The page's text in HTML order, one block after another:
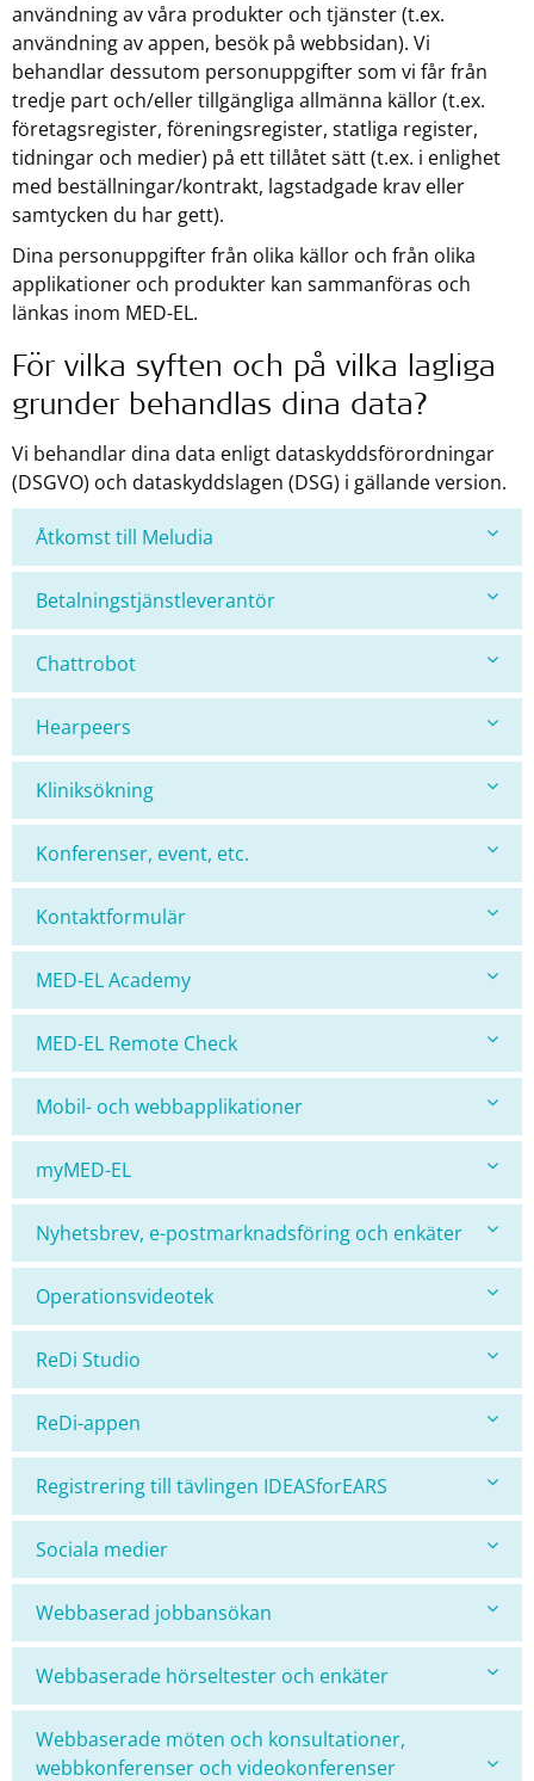
användning av våra produkter och tjänster (t.ex.
användning av appen, besök på webbsidan). Vi
behandlar dessutom personuppgifter som vi får från
tredje part och/eller tillgängliga allmänna källor (t.ex.
företagsregister, föreningsregister, statliga register,
tidningar och medier) på ett tillåtet sätt (t.ex. i enlighet
med beställningar/kontrakt, lagstadgade krav eller
samtycken du har gett).
Dina personuppgifter från olika källor och från olika
applikationer och produkter kan sammanföras och
länkas inom MED-EL.
För vilka syften och på vilka lagliga
grunder behandlas dina data?
Vi behandlar dina data enligt dataskyddsförordningar
(DSGVO) och dataskyddslagen (DSG) i gällande version.
Åtkomst till Meludia
Betalningstjänstleverantör
Chattrobot
Hearpeers
Kliniksökning
Konferenser, event, etc.
Kontaktformulär
MED-EL Academy
MED-EL Remote Check
Mobil- och webbapplikationer
myMED-EL
Nyhetsbrev, e-postmarknadsföring och enkäter
Operationsvideotek
ReDi Studio
ReDi-appen
Registrering till tävlingen IDEASforEARS
Sociala medier
Webbaserad jobbansökan
Webbaserade hörseltester och enkäter
Webbaserade möten och konsultationer,
webbkonferenser och videokonferenser